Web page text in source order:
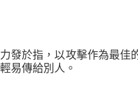
發於指，以攻擊作為最
易傳給別人。